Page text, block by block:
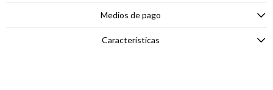
Medios de pago
Características